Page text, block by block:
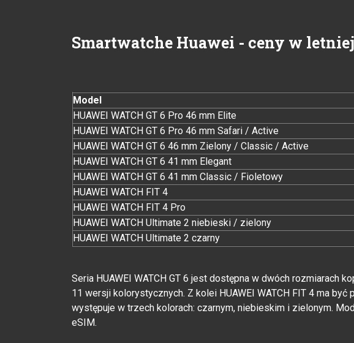
Smartwatche Huawei - ceny w
Model
HUAWEI WATCH GT 6 Pro 46 mm Elite
HUAWEI WATCH GT 6 Pro 46 mm Safari / Active
HUAWEI WATCH GT 6 46 mm Zielony / Classic / Active
HUAWEI WATCH GT 6 41 mm Elegant
HUAWEI WATCH GT 6 41 mm Classic / Fioletowy
HUAWEI WATCH FIT 4
HUAWEI WATCH FIT 4 Pro
HUAWEI WATCH Ultimate 2 niebieski / zielony
HUAWEI WATCH Ultimate 2 czarny
Seria HUAWEI WATCH GT 6 jest dostępna w dwóch rozmiarach
11 wersji kolorystycznych. Z kolei HUAWEI WATCH FIT 4 ma
występuje w trzech kolorach: czarnym, niebieskim i zielonym.
eSIM.